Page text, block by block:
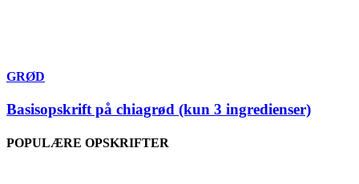
GRØD
Basisopskrift på chiagrød (kun 3 ingredienser)
POPULÆRE OPSKRIFTER